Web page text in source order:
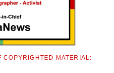
COPYRIGHTED MATERIAL: